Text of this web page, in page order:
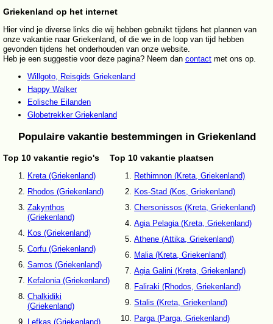
Griekenland op het internet
Hier vind je diverse links die wij hebben gebruikt tijdens het plannen van
onze vakantie naar Griekenland, of die we in de loop van tijd hebben
gevonden tijdens het onderhouden van onze website.
Heb je een suggestie voor deze pagina? Neem dan contact met ons op.
Willgoto, Reisgids Griekenland
Happy Walker
Eolische Eilanden
Globetrekker Griekenland
Populaire vakantie bestemmingen in Griekenland
Top 10 vakantie regio's
Kreta (Griekenland)
Rhodos (Griekenland)
Zakynthos
(Griekenland)
Kos (Griekenland)
Corfu (Griekenland)
Samos (Griekenland)
Kefalonia (Griekenland)
Chalkidiki
(Griekenland)
Lefkas (Griekenland)
Top 10 vakantie plaatsen
Rethimnon (Kreta, Griekenland)
Kos-Stad (Kos, Griekenland)
Chersonissos (Kreta, Griekenland)
Agia Pelagia (Kreta, Griekenland)
Athene (Attika, Griekenland)
Malia (Kreta, Griekenland)
Agia Galini (Kreta, Griekenland)
Faliraki (Rhodos, Griekenland)
Stalis (Kreta, Griekenland)
Parga (Parga, Griekenland)